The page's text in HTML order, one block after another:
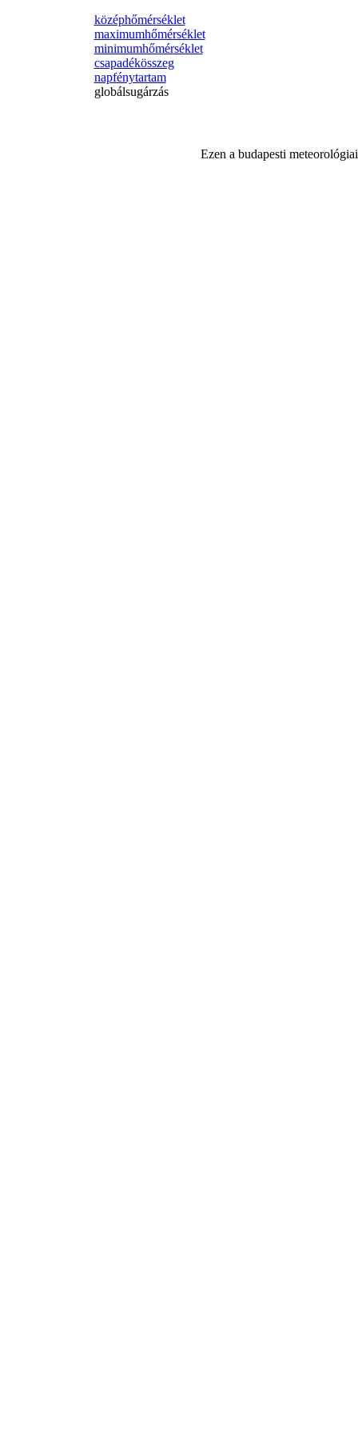
középhőmérséklet
maximumhőmérséklet
minimumhőmérséklet
csapadékösszeg
napfénytartam
globálsugárzás
Ezen a budapesti